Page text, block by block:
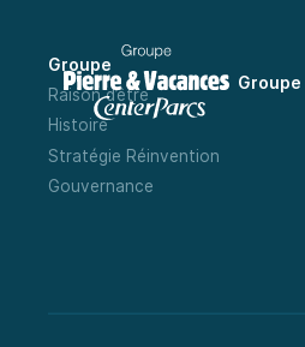
Groupe
Groupe
Raison d’être
Histoire
Stratégie Réinvention
Gouvernance